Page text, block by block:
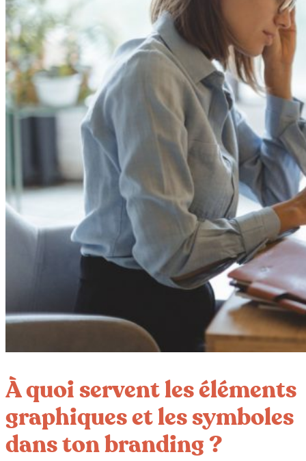
À quoi servent les éléments
graphiques et les symboles
dans ton branding ?